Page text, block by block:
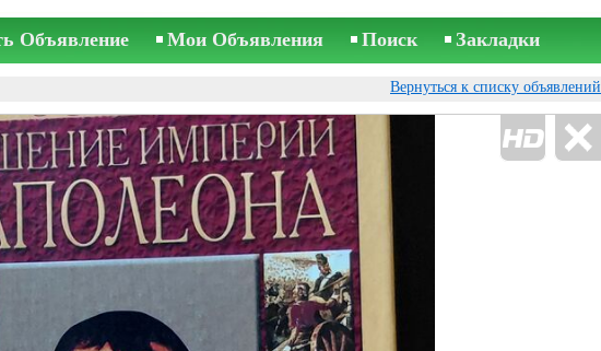
Объявление Мои Объявления Поиск Закладки
Вернуться к списку объявлений